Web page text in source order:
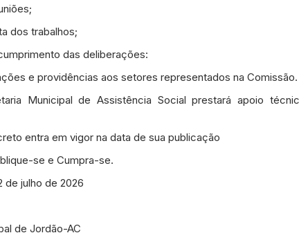
dos trabalhos;
das deliberações:
e providências aos setores representados na Comissão.
Municipal de Assistência Social prestará apoio
entra em vigor na data de sua publicação
se e Cumpra-se.
de julho de 2026
de Jordão-AC